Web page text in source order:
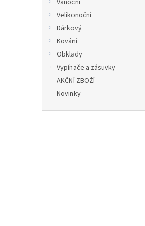
Vánoční
Velikonoční
Dárkový
Kování
Obklady
Vypínače a zásuvky
AKČNÍ ZBOŽÍ
Novinky